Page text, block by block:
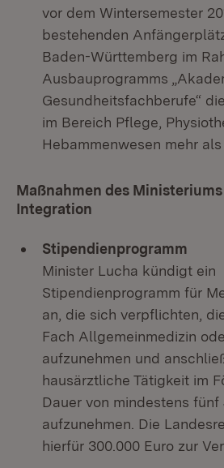
vor dem Wintersemester
bestehenden
Baden-Württemberg im
Ausbauprogramms
Gesundheitsfachberufe“
im Bereich Pflege,
Hebammenwesen mehr
Maßnahmen des
Integration
Stipendienprogramm
Minister Lucha kündigt ein
Stipendienprogramm für
an, die sich verpflichten,
Fach Allgemeinmedizin
aufzunehmen und
hausärztliche Tätigkeit im
Dauer von mindestens fünf
aufzunehmen. Die
hierfür 300.000 Euro zur